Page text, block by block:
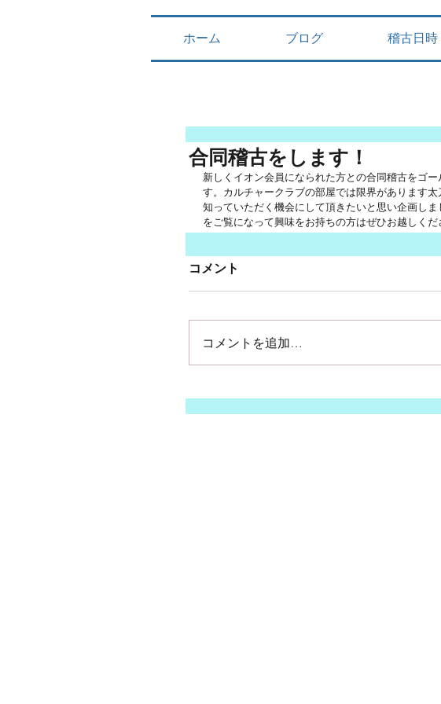
ホーム ブログ 稽古日時
合同稽古をします！
新しくイオン会員になられた方との合同稽古をゴ
す。カルチャークラブの部屋では限界があります
知っていただく機会にして頂きたいと思い企画し
をご覧になって興味をお持ちの方はぜひお越しくだ
コメント
コメントを追加…